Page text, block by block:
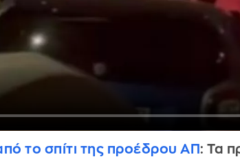
το σπίτι της προέδρου ΑΠ: Τα